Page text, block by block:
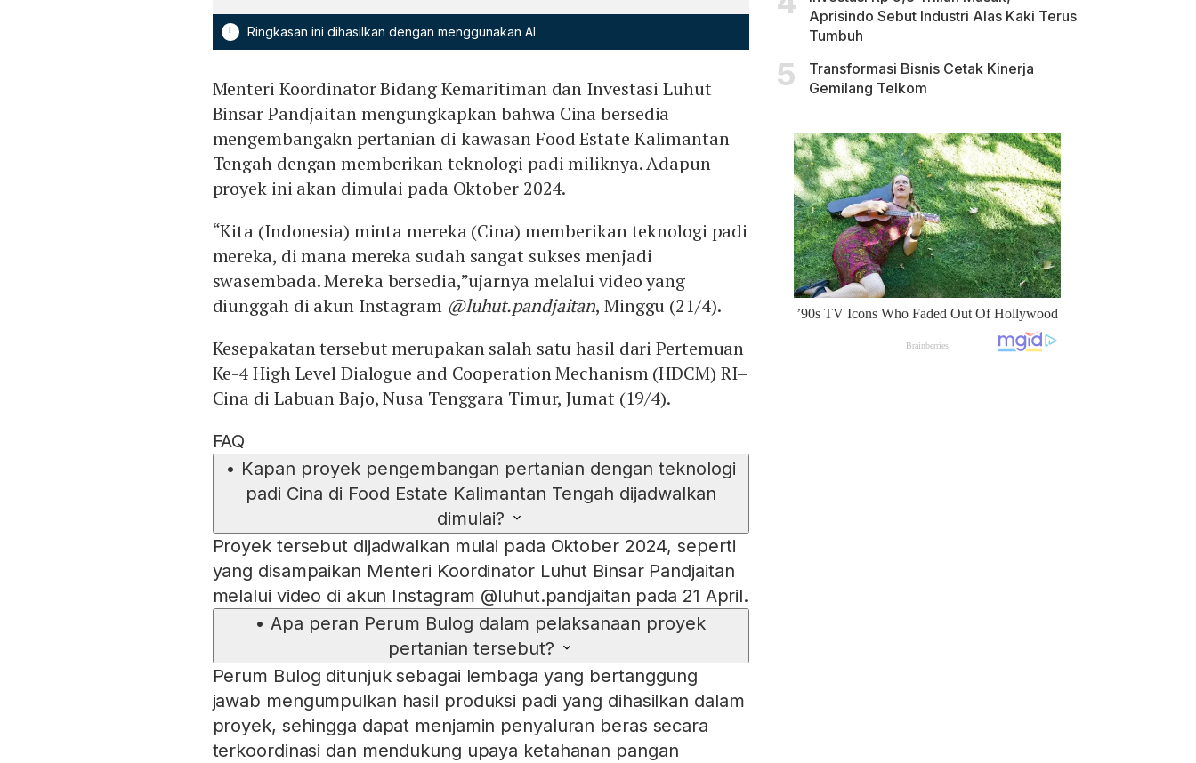
! Ringkasan ini dihasilkan dengan menggunakan AI
Menteri Koordinator Bidang Kemaritiman dan Investasi Luhut
Binsar Pandjaitan mengungkapkan bahwa Cina bersedia
mengembangakn pertanian di kawasan Food Estate Kalimantan
Tengah dengan memberikan teknologi padi miliknya. Adapun
proyek ini akan dimulai pada Oktober 2024.
“Kita (Indonesia) minta mereka (Cina) memberikan teknologi padi
mereka, di mana mereka sudah sangat sukses menjadi
swasembada. Mereka bersedia,”ujarnya melalui video yang
diunggah di akun Instagram @luhut.pandjaitan, Minggu (21/4).
Kesepakatan tersebut merupakan salah satu hasil dari Pertemuan
Ke-4 High Level Dialogue and Cooperation Mechanism (HDCM) RI–
Cina di Labuan Bajo, Nusa Tenggara Timur, Jumat (19/4).
FAQ
• Kapan proyek pengembangan pertanian dengan teknologi
padi Cina di Food Estate Kalimantan Tengah dijadwalkan
dimulai?
Proyek tersebut dijadwalkan mulai pada Oktober 2024, seperti
yang disampaikan Menteri Koordinator Luhut Binsar Pandjaitan
melalui video di akun Instagram @luhut.pandjaitan pada 21 April.
• Apa peran Perum Bulog dalam pelaksanaan proyek
pertanian tersebut?
Perum Bulog ditunjuk sebagai lembaga yang bertanggung
jawab mengumpulkan hasil produksi padi yang dihasilkan dalam
proyek, sehingga dapat menjamin penyaluran beras secara
terkoordinasi dan mendukung upaya ketahanan pangan
Aprisindo Sebut Industri Alas Kaki Terus
Tumbuh
Transformasi Bisnis Cetak Kinerja
Gemilang Telkom